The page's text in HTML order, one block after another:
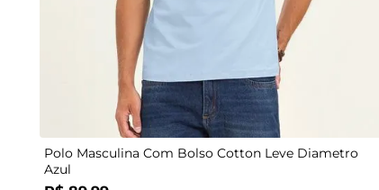
M G GG
Polo Masculina Com Bolso Cotton Leve Diametro
Azul
G2 G3